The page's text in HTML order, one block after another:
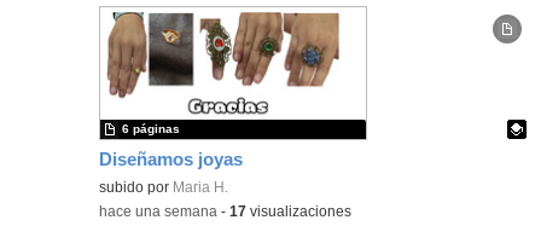
Diseñamos joyas
Contenido educativo.
subido por Maria H.
6 páginas
-hace una semana -17 visualizaciones